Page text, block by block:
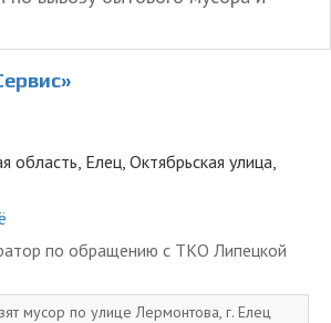
область, Елец, Октябрьская улица,
по обращению с ТКО Липецкой
мусор по улице Лермонтова, г. Елец